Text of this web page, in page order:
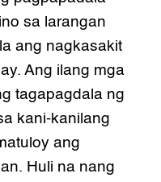
sa larangan
ang nagkasakit
Ang ilang mga
tagapagdala ng
kani-kanilang
ang
Huli na nang